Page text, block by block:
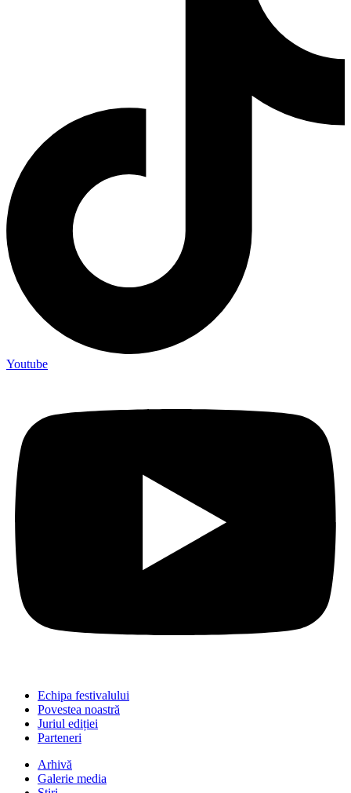
Youtube
Echipa festivalului
Povestea noastră
Juriul ediției
Parteneri
Arhivă
Galerie media